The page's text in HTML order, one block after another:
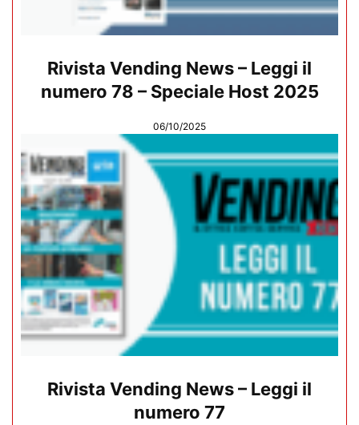
Rivista Vending News – Leggi il
numero 78 – Speciale Host 2025
06/10/2025
Rivista Vending News – Leggi il
numero 77